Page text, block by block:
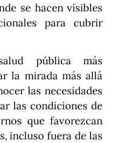
se hacen visibles
para cubrir
pública más
la mirada más allá
las necesidades
las condiciones de
que favorezcan
incluso fuera de las